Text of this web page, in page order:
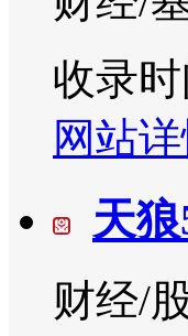
收录
网站
天狼
财经/